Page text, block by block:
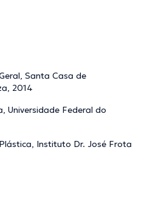
Santa Casa de
2014
Universidade Federal do
Instituto Dr. José Frota